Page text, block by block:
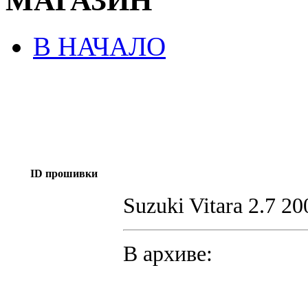
В НАЧАЛО
ID прошивки
Suzuki Vitara 2.7
В архиве: